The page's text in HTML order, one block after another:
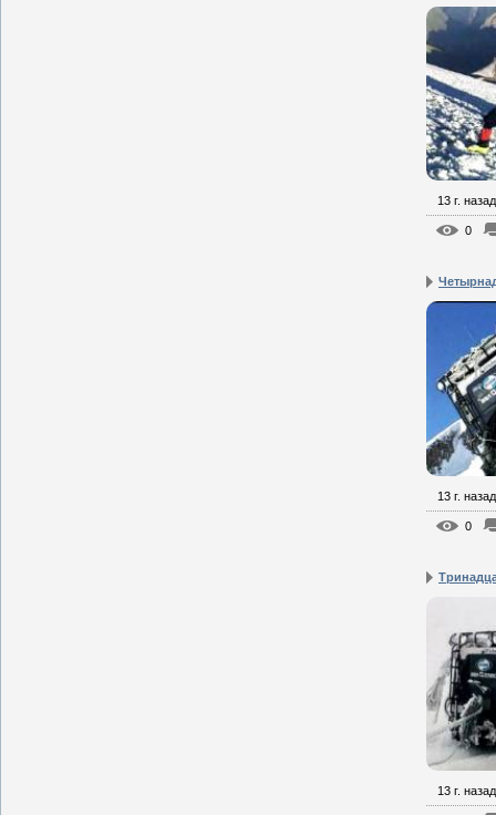
13 г. назад
0
13 г. назад
0
13 г. назад